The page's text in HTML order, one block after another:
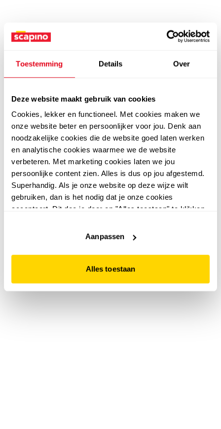
Toestemming Details Over
Deze website maakt gebruik van cookies
Cookies, lekker en functioneel. Met cookies maken we
onze website beter en persoonlijker voor jou. Denk aan
noodzakelijke cookies die de website goed laten werken
en analytische cookies waarmee we de website
verbeteren. Met marketing cookies laten we jou
persoonlijke content zien. Alles is dus op jou afgestemd.
Superhandig. Als je onze website op deze wijze wilt
gebruiken, dan is het nodig dat je onze cookies
accepteert. Dit doe je door op "Alles toestaan" te klikken.
website niet optimaal functioneert.
Aanpassen
Alles toestaan